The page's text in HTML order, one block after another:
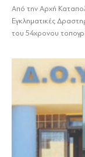
Από την Αρχή
Εγκληματικές
του 54χρονου